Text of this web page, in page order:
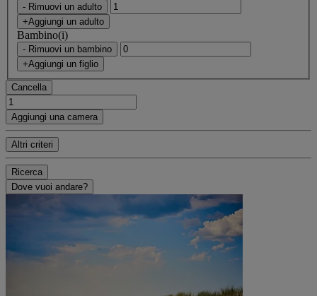
- Rimuovi un adulto
+Aggiungi un adulto
Bambino(i)
- Rimuovi un bambino
+Aggiungi un figlio
Cancella
Aggiungi una camera
Altri criteri
Ricerca
Dove vuoi andare?